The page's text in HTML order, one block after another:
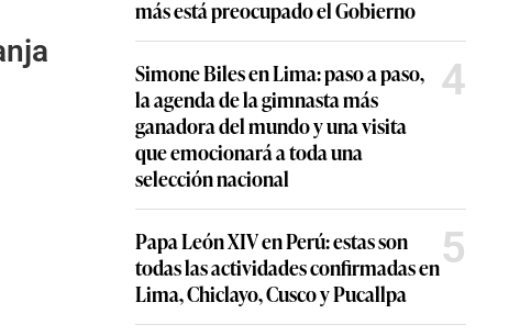
más está preocupado el Gobierno
Simone Biles en Lima: paso a paso,
la agenda de la gimnasta más
ganadora del mundo y una visita
que emocionará a toda una
selección nacional
4
Papa León XIV en Perú: estas son
todas las actividades confirmadas en
Lima, Chiclayo, Cusco y Pucallpa
5